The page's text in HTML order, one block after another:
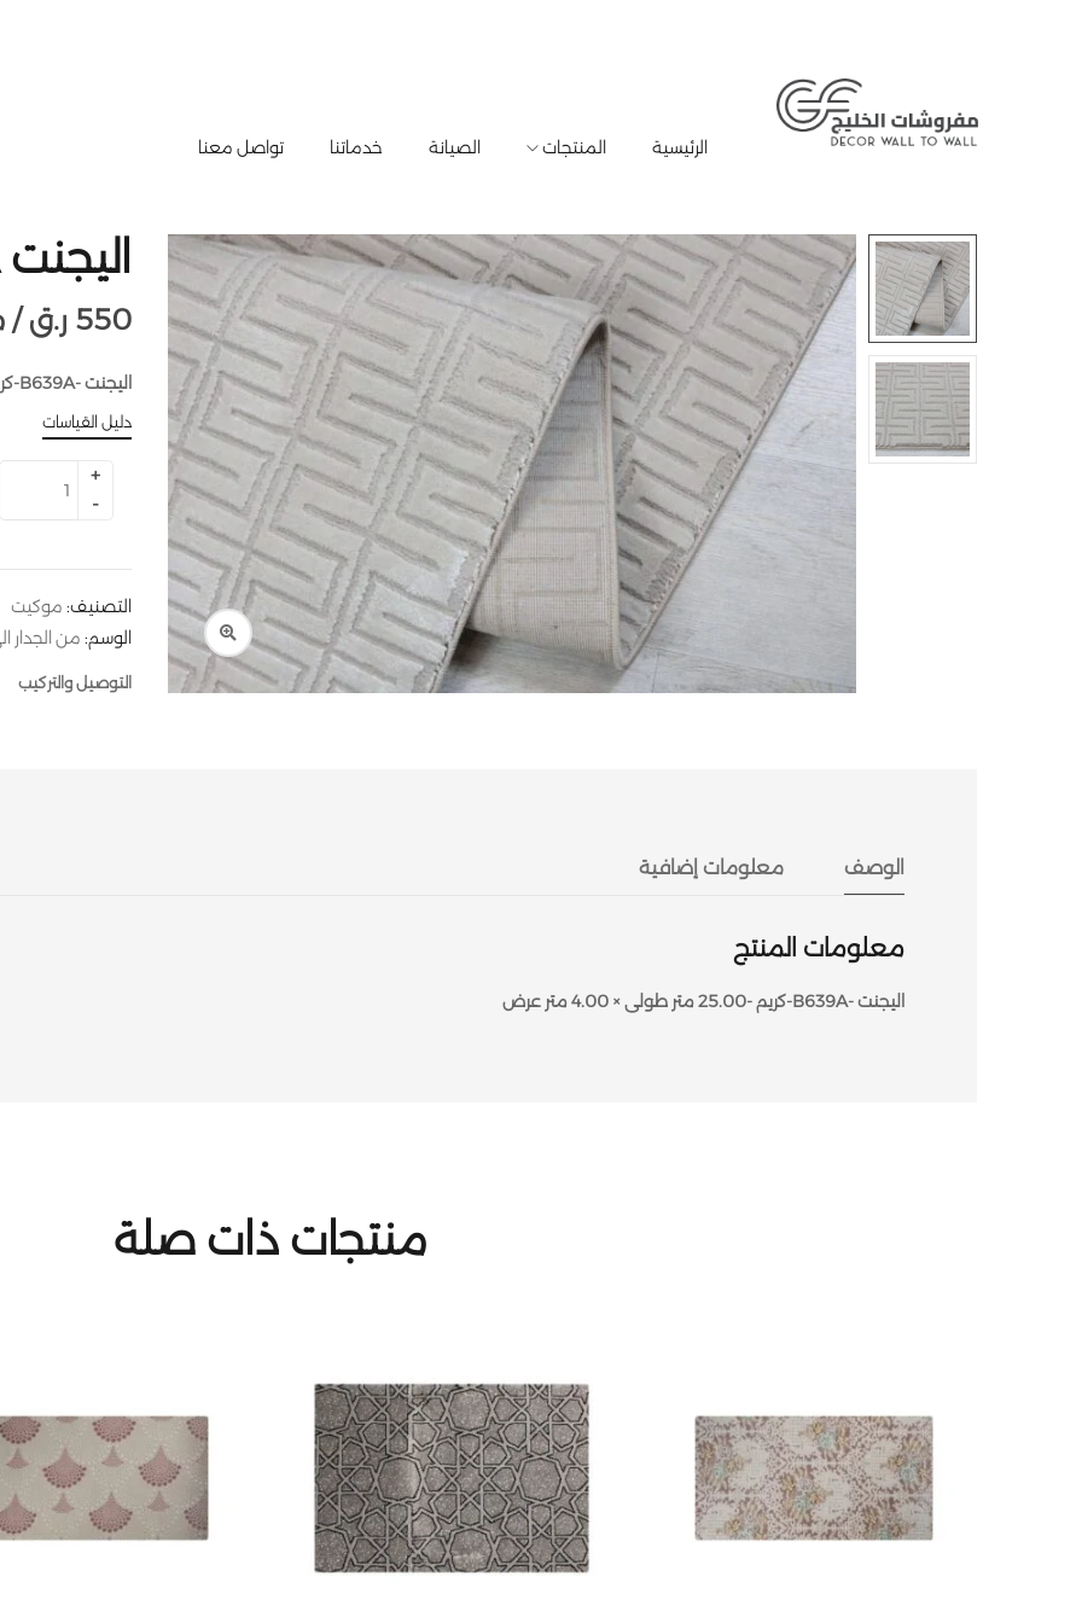
الرئيسية المنتجات الصيانة خدماتنا تواصل معنا
اليجنت B639A-كريم
متر طولي / 550 ر.ق
اليجنت -B639A-كريم -25.00 متر طولى × 4.00 متر عرض
دليل القياسات
التصنيف: موكيت
الوسم: من الجدار
التوصيل والتركيب
الوصف معلومات إضافية
معلومات المنتج
اليجنت -B639A-كريم -25.00 متر طولى × 4.00 متر عرض
منتجات ذات صلة